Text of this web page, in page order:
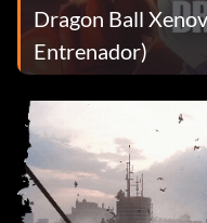
Dragon Ball
Entrenador)